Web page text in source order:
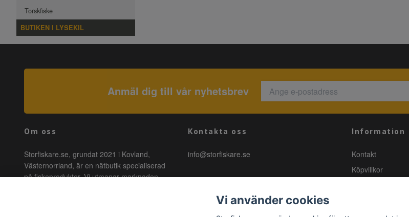
Torskfiske
BUTIKEN I LYSEKIL
Anmäl dig till vår nyhetsbrev
Om oss
Storfiskare.se, grundat 2021 i Kovland,
Västernorrland, är en nätbutik specialiserad
på fiskeprodukter. Vi utmanar marknaden
Kontakta oss
info@storfiskare.se
Information
Kontakt
Köpvillkor
Vi använder cookies